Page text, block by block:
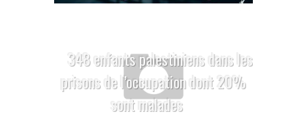
348 enfants palestiniens dans les
prisons de l’occupation dont 20%
sont malades